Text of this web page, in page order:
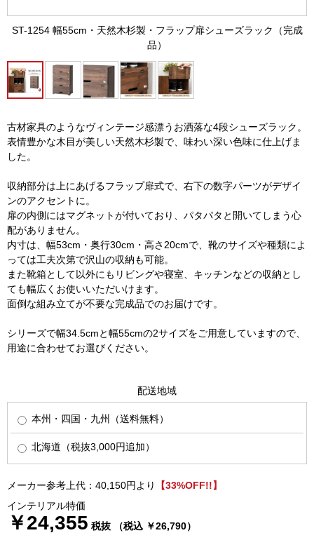
ST-1254 幅55cm・天然木杉製・フラップ扉シューズラック（完成
品）
古材家具のようなヴィンテージ感漂うお洒落な4段シューズラック。
表情豊かな木目が美しい天然木杉製で、味わい深い色味に仕上げま
した。
収納部分は上にあげるフラップ扉式で、右下の数字パーツがデザイ
ンのアクセントに。
扉の内側にはマグネットが付いており、パタパタと開いてしまう心
配がありません。
内寸は、幅53cm・奥行30cm・高さ20cmで、靴のサイズや種類によ
っては工夫次第で沢山の収納も可能。
また靴箱として以外にもリビングや寝室、キッチンなどの収納とし
ても幅広くお使いいただいけます。
面倒な組み立てが不要な完成品でのお届けです。
シリーズで幅34.5cmと幅55cmの2サイズをご用意していますので、
用途に合わせてお選びください。
配送地域
本州・四国・九州（送料無料）
北海道（税抜3,000円追加）
メーカー参考上代：40,150円より
【33%OFF!!】
インテリアル特価
￥24,355 税抜 （税込 ￥26,790）